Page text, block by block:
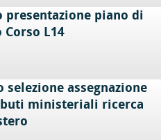
presentazione piano di
L14
selezione assegnazione
ministeriali ricerca